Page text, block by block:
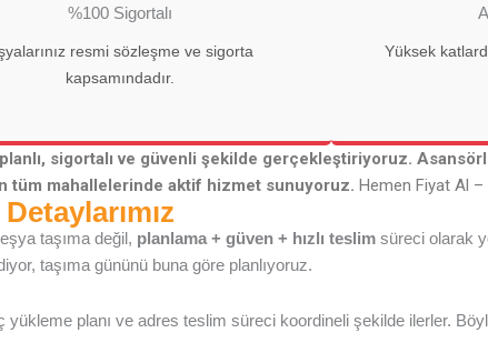
%100 Sigortalı
resmi sözleşme ve sigorta
kapsamındadır.
Yüksek
sigortalı ve güvenli şekilde gerçekleştiriyoruz.
tüm mahallelerinde aktif hizmet sunuyoruz. Hemen Fiyat Al –
taşıma değil, planlama + güven + hızlı teslim süreci olarak
taşıma gününü buna göre planlıyoruz.
planı ve adres teslim süreci koordineli şekilde ilerler.